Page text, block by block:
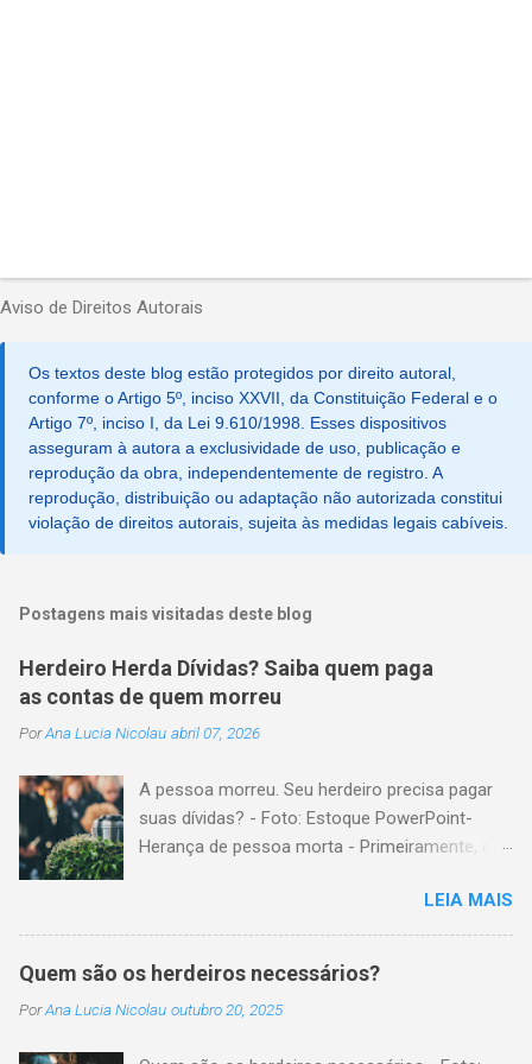
Aviso de Direitos Autorais
Os textos deste blog estão protegidos por direito autoral,
conforme o Artigo 5º, inciso XXVII, da Constituição Federal e o
Artigo 7º, inciso I, da Lei 9.610/1998. Esses dispositivos
asseguram à autora a exclusividade de uso, publicação e
reprodução da obra, independentemente de registro. A
reprodução, distribuição ou adaptação não autorizada constitui
violação de direitos autorais, sujeita às medidas legais cabíveis.
Postagens mais visitadas deste blog
Herdeiro Herda Dívidas? Saiba quem paga
as contas de quem morreu
PorAna Lucia Nicolau abril 07, 2026
A pessoa morreu. Seu herdeiro precisa pagar
suas dívidas? - Foto: Estoque PowerPoint-
Herança de pessoa morta - Primeiramente, é
formado pelos elementos, para transmissão
aos sucessores. Esses elementos são: A)
positivos; ou seja, com importância monetária,
negativos; ou seja, obrigações não cumpridas,
LEIA MAIS
Quem são os herdeiros necessários?
PorAna Lucia Nicolau outubro 20, 2025